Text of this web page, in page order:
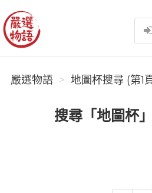
嚴選物語
嚴選物語 地圖杯搜尋 (第1
搜尋「地圖杯